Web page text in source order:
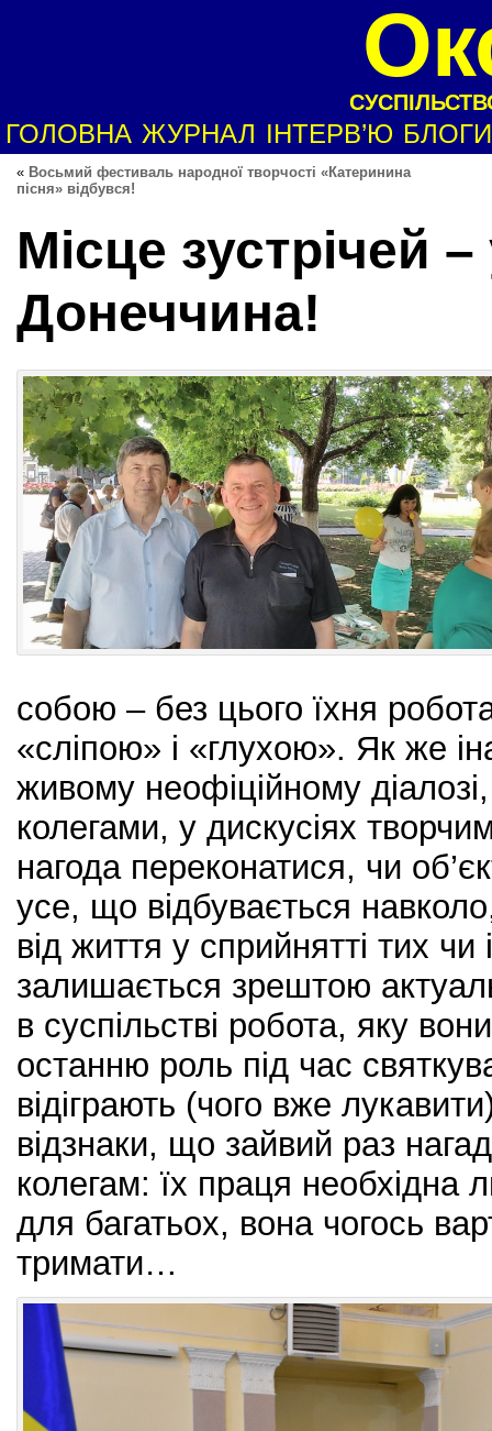
ГОЛОВНА ЖУРНАЛ ІНТЕРВ’Ю БЛОГИ
« Восьмий фестиваль народної творчості «Катеринина
пісня» відбувся!
Місце зустрічей
Донеччина!
собою – без цього їхня
«сліпою» і «глухою». Як же
живому неофіційному діалозі,
колегами, у дискусіях
нагода переконатися, чи
усе, що відбувається
від життя у сприйнятті тих
залишається зрештою
в суспільстві робота, яку
останню роль під час
відіграють (чого вже
відзнаки, що зайвий раз
колегам: їх праця необхідна
для багатьох, вона чогось
тримати…